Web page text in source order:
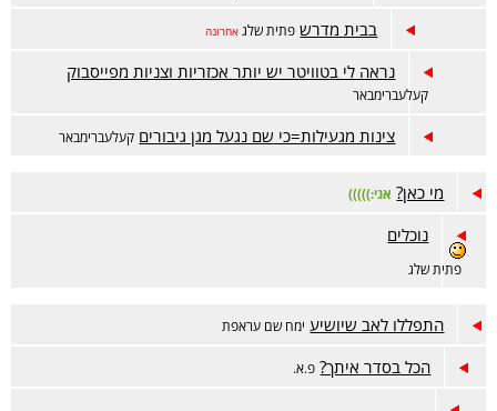
בבית מדרש פתית שלג אחרונה
נראה לי בטוויטר יש יותר אכזריות וצניות מפייסבוק
קעלעברימבאר
צינות מגעילות=כי שם נגעל מגן גיבורים קעלעברימבאר
מי כאן? אני:)))))
נוכלים
פתית שלג
התפללו לאב שיושיע ימח שם עראפת
הכל בסדר איתך? פ.א.